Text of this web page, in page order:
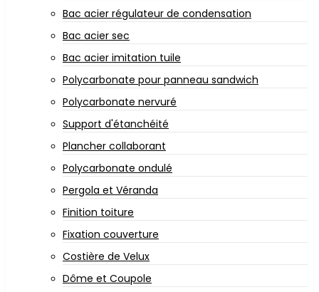
Bac acier régulateur de condensation
Bac acier sec
Bac acier imitation tuile
Polycarbonate pour panneau sandwich
Polycarbonate nervuré
Support d'étanchéité
Plancher collaborant
Polycarbonate ondulé
Pergola et Véranda
Finition toiture
Fixation couverture
Costière de Velux
Dôme et Coupole